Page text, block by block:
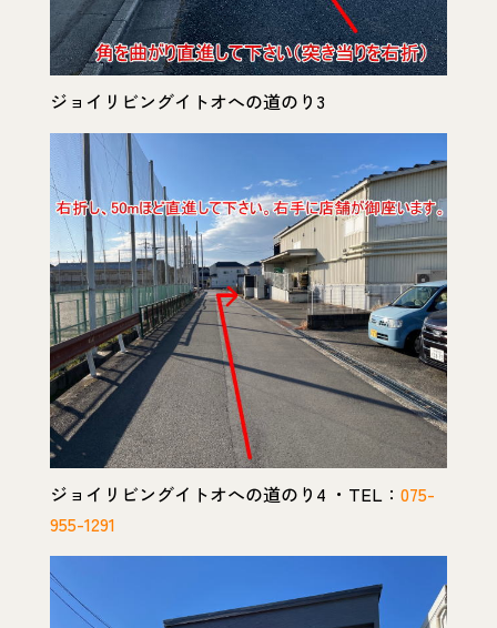
ジョイリビングイトオへの道のり3
ジョイリビングイトオへの道のり4 ・TEL： 075-
955-1291